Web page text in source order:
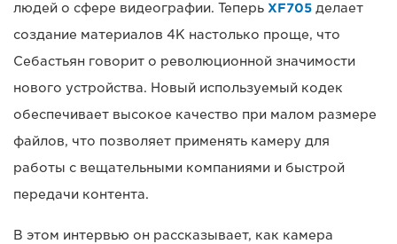
людей о сфере видеографии. Теперь XF705 делает
создание материалов 4K настолько проще, что
Себастьян говорит о революционной значимости
нового устройства. Новый используемый кодек
обеспечивает высокое качество при малом размере
файлов, что позволяет применять камеру для
работы с вещательными компаниями и быстрой
передачи контента.
В этом интервью он рассказывает, как камера